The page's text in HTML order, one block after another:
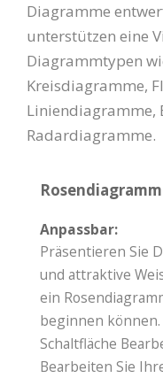
Diagramme
unterstützen eine
Diagrammtypen
Kreisdiagramme,
Liniendiagramme,
Radardiagramme.
Anpassbar:
Präsentieren Sie
und attraktive
ein
beginnen können.
Schaltfläche
Bearbeiten Sie